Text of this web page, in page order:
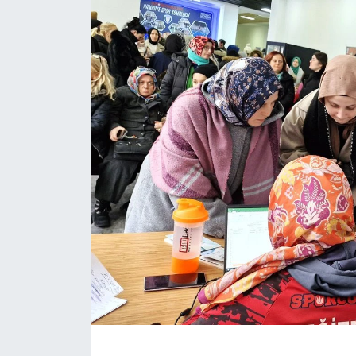
KÖŞE YAZILARI
KÖŞE YAZILARI (Arşiv)
KÜLTÜR SANAT
MAGAZİN
RÖPORTAJ
SAĞLIK
SARIYER HABERLERİ
SARIYER İMAR BARIŞI